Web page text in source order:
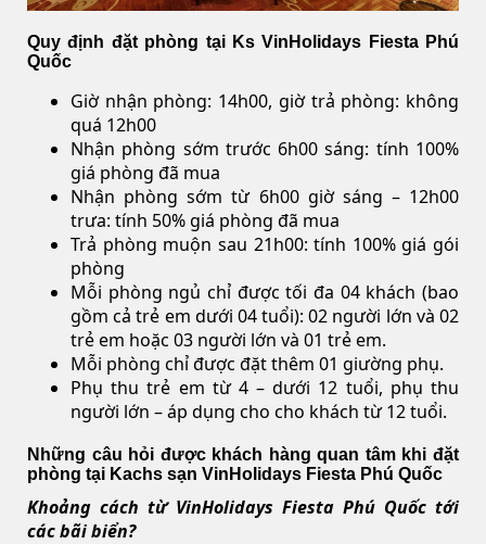
Quy định đặt phòng tại Ks VinHolidays Fiesta Phú
Quốc
Giờ nhận phòng: 14h00, giờ trả phòng: không
quá 12h00
Nhận phòng sớm trước 6h00 sáng: tính 100%
giá phòng đã mua
Nhận phòng sớm từ 6h00 giờ sáng – 12h00
trưa: tính 50% giá phòng đã mua
Trả phòng muộn sau 21h00: tính 100% giá gói
phòng
Mỗi phòng ngủ chỉ được tối đa 04 khách (bao
gồm cả trẻ em dưới 04 tuổi): 02 người lớn và 02
trẻ em hoặc 03 người lớn và 01 trẻ em.
Mỗi phòng chỉ được đặt thêm 01 giường phụ.
Phụ thu trẻ em từ 4 – dưới 12 tuổi, phụ thu
người lớn – áp dụng cho cho khách từ 12 tuổi.
Những câu hỏi được khách hàng quan tâm khi đặt
phòng tại Kachs sạn VinHolidays Fiesta Phú Quốc
Khoảng cách từ VinHolidays Fiesta Phú Quốc tới
các bãi biển?